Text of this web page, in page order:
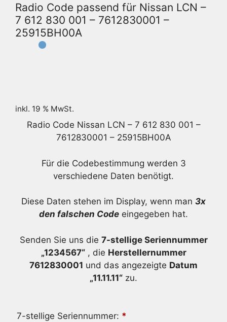
Radio Code passend für Nissan LCN –
7 612 830 001 – 7612830001 –
25915BH00A
inkl. 19 % MwSt.
Radio Code Nissan LCN – 7 612 830 001 –
7612830001 – 25915BH00A
Für die Codebestimmung werden 3
verschiedene Daten benötigt.
Diese Daten stehen im Display, wenn man 3x
den falschen Code eingegeben hat.
Senden Sie uns die 7-stellige Seriennummer
„1234567“, die Herstellernummer
7612830001 und das angezeigte Datum
„11.11.11“ zu.
7-stellige Seriennummer: *